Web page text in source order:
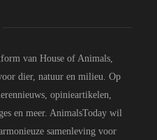
van House of Animals,
dier, natuur en milieu. Op
opinieartikelen,
en meer. AnimalsToday wil
samenleving voor